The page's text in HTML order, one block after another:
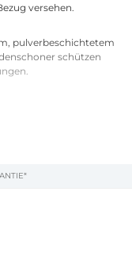
versehen.
pulverbeschichtetem
schützen
cm (Tiefe)